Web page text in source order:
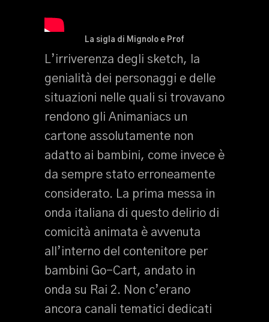
La sigla di Mignolo e Prof
L’irriverenza degli sketch, la
genialità dei personaggi e delle
situazioni nelle quali si trovavano
rendono gli Animaniacs un
cartone assolutamente non
adatto ai bambini, come invece è
da sempre stato erroneamente
considerato. La prima messa in
onda italiana di questo delirio di
comicità animata è avvenuta
all’interno del contenitore per
bambini Go-Cart, andato in
onda su Rai 2. Non c’erano
ancora canali tematici dedicati